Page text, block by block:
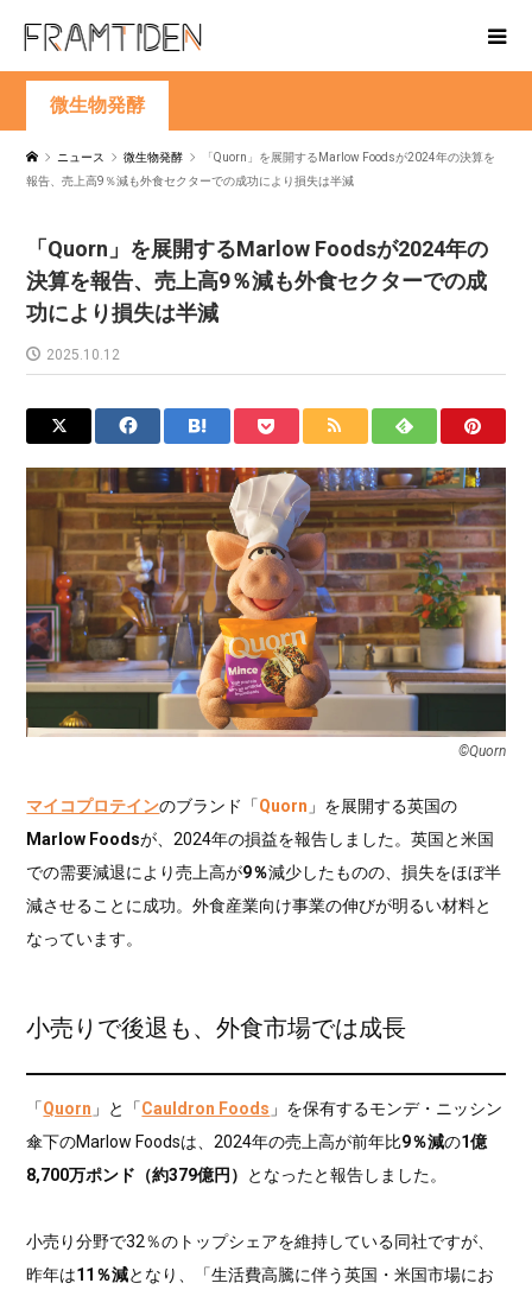
微生物発酵
ニュース 微生物発酵
「Quorn」を展開するMarlow Foodsが2024年の決算を
報告、売上高9％減も外食セクターでの成功により損失は半減
「Quorn」を展開するMarlow Foodsが2024年の
決算を報告、売上高9％減も外食セクターでの成
功により損失は半減
2025.10.12
©Quorn
マイコプロテインのブランド「Quorn 」を展開する英国の
Marlow Foodsが、2024年の損益を報告しました。英国と米国
での需要減退により売上高が9％減少したものの、損失をほぼ半
減させることに成功。外食産業向け事業の伸びが明るい材料と
なっています。
小売りで後退も、外食市場では成長
「Quorn 」と「Cauldron Foods 」を保有するモンデ・ニッシン
傘下のMarlow Foodsは、2024年の売上高が前年比9％減の1億
8,700万ポンド（約379億円） となったと報告しました。
小売り分野で32％のトップシェアを維持している同社ですが、
昨年は11％減となり、「生活費高騰に伴う英国・米国市場にお